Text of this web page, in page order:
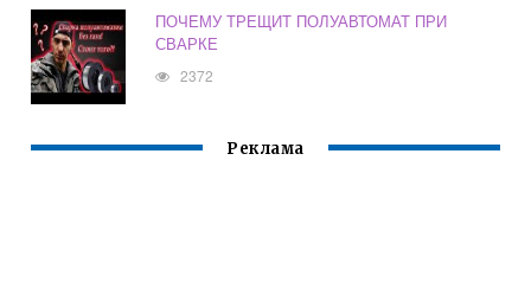
ПОЧЕМУ ТРЕЩИТ ПОЛУАВТОМАТ ПРИ
СВАРКЕ
2372
Реклама